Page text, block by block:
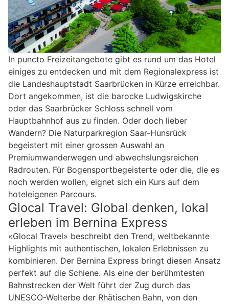
In puncto Freizeitangebote gibt es rund um das Hotel
einiges zu entdecken und mit dem Regionalexpress ist
die Landeshauptstadt Saarbrücken in Kürze erreichbar.
Dort angekommen, ist die barocke Ludwigskirche
oder das Saarbrücker Schloss schnell vom
Hauptbahnhof aus zu finden. Oder doch lieber
Wandern? Die Naturparkregion Saar-Hunsrück
begeistert mit einer grossen Auswahl an
Premiumwanderwegen und abwechslungsreichen
Radrouten. Für Bogensportbegeisterte oder die, die es
noch werden wollen, eignet sich ein Kurs auf dem
hoteleigenen Parcours.
Glocal Travel: Global denken, lokal
erleben im Bernina Express
«Glocal Travel» beschreibt den Trend, weltbekannte
Highlights mit authentischen, lokalen Erlebnissen zu
kombinieren. Der Bernina Express bringt diesen Ansatz
perfekt auf die Schiene. Als eine der berühmtesten
Bahnstrecken der Welt führt der Zug durch das
UNESCO-Welterbe der Rhätischen Bahn, von den